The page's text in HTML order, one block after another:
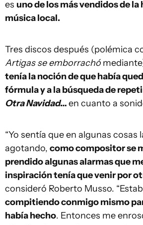
es uno de los más vendidos de la
música local.
Tres discos después (polémica
Artigas se emborrachó
tenía la noción de que había
fórmula y a la búsqueda de
Otra Navidad…en cuanto a
“Yo sentía que en algunas cosas
agotando, como compositor se
prendido algunas alarmas que
inspiración tenía que venir por
consideró Roberto Musso.
compitiendo conmigo mismo
había hecho. Entonces me